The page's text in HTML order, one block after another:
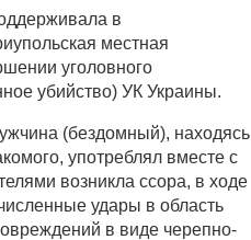
в
местная
уголовного
убийство) УК Украины.
(бездомный), находясь
употреблял вместе с
возникла ссора, в ходе
удары в область
в виде черепно-